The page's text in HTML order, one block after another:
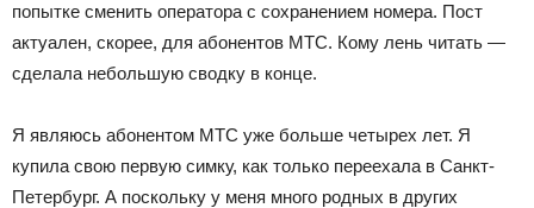
попытке сменить оператора с сохранением номера. Пост
актуален, скорее, для абонентов МТС. Кому лень читать —
сделала небольшую сводку в конце.
Я являюсь абонентом МТС уже больше четырех лет. Я
купила свою первую симку, как только переехала в Санкт-
Петербург. А поскольку у меня много родных в других